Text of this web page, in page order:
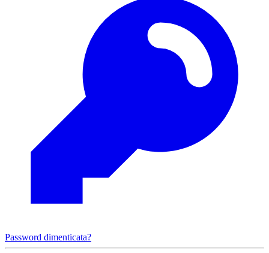
Password dimenticata?